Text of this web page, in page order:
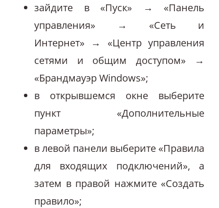
зайдите в «Пуск» → «Панель
управления» → «Сеть и
Интернет» → «Центр управления
сетями и общим доступом» →
«Брандмауэр Windows»;
в открывшемся окне выберите
пункт «Дополнительные
параметры»;
в левой панели выберите «Правила
для входящих подключений», а
затем в правой нажмите «Создать
правило»;